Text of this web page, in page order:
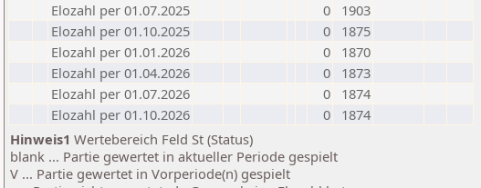
Elozahl per 01.07.2025
0
1903
Elozahl per 01.10.2025
0
1875
Elozahl per 01.01.2026
0
1870
Elozahl per 01.04.2026
0
1873
Elozahl per 01.07.2026
0
1874
Elozahl per 01.10.2026
0
1874
Hinweis1 Wertebereich Feld St (Status)
blank ... Partie gewertet in aktueller Periode gespielt
V ... Partie gewertet in Vorperiode(n) gespielt